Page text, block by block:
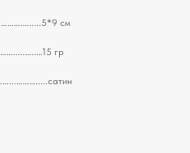
см
гр